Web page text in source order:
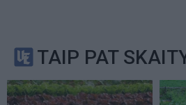
TAIP PAT